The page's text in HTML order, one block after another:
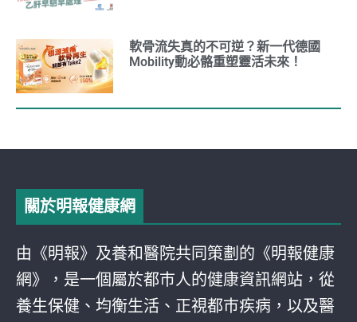
軟骨流失真的不可逆？新一代德國
Mobility動必骼重塑靈活未來！
關於明報健康網
由《明報》及養和醫院共同策劃的《明報健康
網》，是一個屬於都巿人的健康資訊網站，從
養生保健、均衡生活、正視都巿疾病，以及醫